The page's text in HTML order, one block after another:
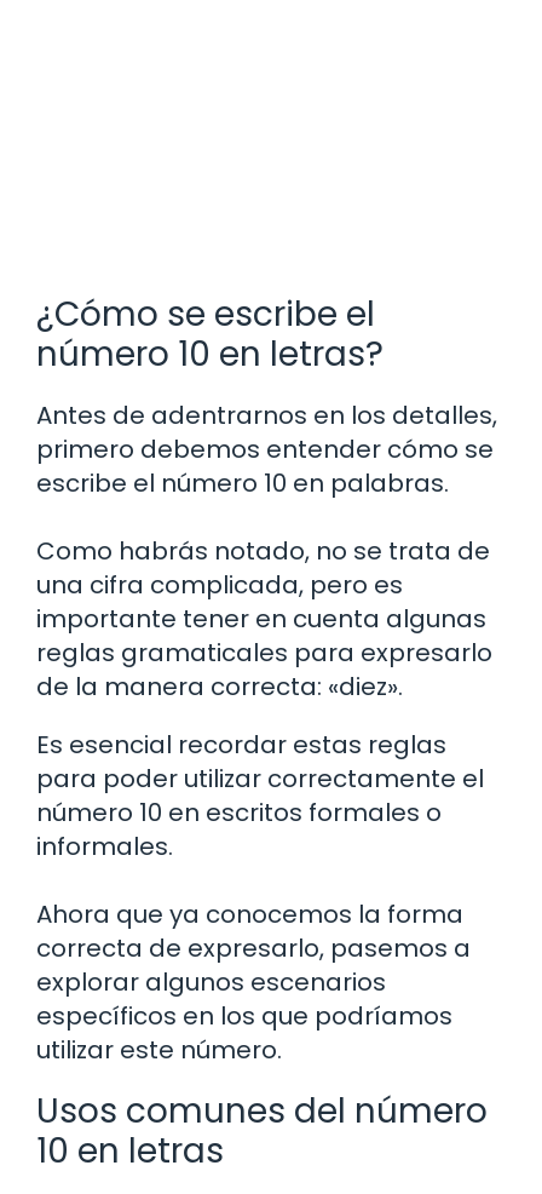
¿Cómo se escribe el
número 10 en letras?
Antes de adentrarnos en los detalles,
primero debemos entender cómo se
escribe el número 10 en palabras.
Como habrás notado, no se trata de
una cifra complicada, pero es
importante tener en cuenta algunas
reglas gramaticales para expresarlo
de la manera correcta: «diez».
Es esencial recordar estas reglas
para poder utilizar correctamente el
número 10 en escritos formales o
informales.
Ahora que ya conocemos la forma
correcta de expresarlo, pasemos a
explorar algunos escenarios
específicos en los que podríamos
utilizar este número.
Usos comunes del número
10 en letras